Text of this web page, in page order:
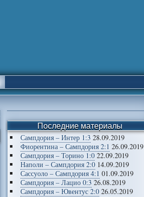
Последние материалы
Сампдория – Интер 1:3 28.09.2019
Фиорентина – Сампдория 2:1 26.09.2019
Сампдория – Торино 1:0 22.09.2019
Наполи – Сампдория 2:0 14.09.2019
Сассуоло – Сампдория 4:1 01.09.2019
Сампдория – Лацио 0:3 26.08.2019
Сампдория – Ювентус 2:0 26.05.2019